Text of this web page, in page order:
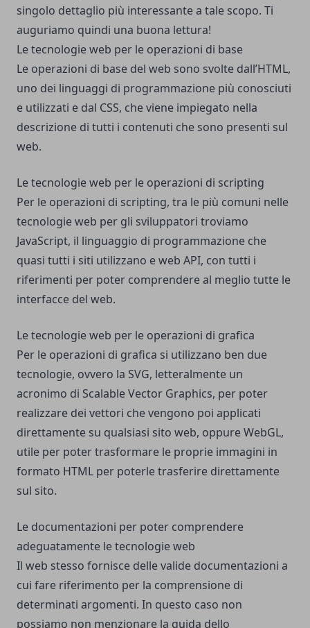
singolo dettaglio più interessante a tale scopo. Ti
auguriamo quindi una buona lettura!
Le tecnologie web per le operazioni di base
Le operazioni di base del web sono svolte dall’HTML,
uno dei linguaggi di programmazione più conosciuti
e utilizzati e dal CSS, che viene impiegato nella
descrizione di tutti i contenuti che sono presenti sul
web.
Le tecnologie web per le operazioni di scripting
Per le operazioni di scripting, tra le più comuni nelle
tecnologie web per gli sviluppatori troviamo
JavaScript, il linguaggio di programmazione che
quasi tutti i siti utilizzano e web API, con tutti i
riferimenti per poter comprendere al meglio tutte le
interfacce del web.
Le tecnologie web per le operazioni di grafica
Per le operazioni di grafica si utilizzano ben due
tecnologie, ovvero la SVG, letteralmente un
acronimo di Scalable Vector Graphics, per poter
realizzare dei vettori che vengono poi applicati
direttamente su qualsiasi sito web, oppure WebGL,
utile per poter trasformare le proprie immagini in
formato HTML per poterle trasferire direttamente
sul sito.
Le documentazioni per poter comprendere
adeguatamente le tecnologie web
Il web stesso fornisce delle valide documentazioni a
cui fare riferimento per la comprensione di
determinati argomenti. In questo caso non
possiamo non menzionare la guida dello